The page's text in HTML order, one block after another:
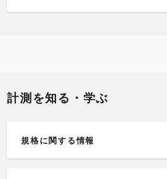
計測を知る・学ぶ
規格に関する情報